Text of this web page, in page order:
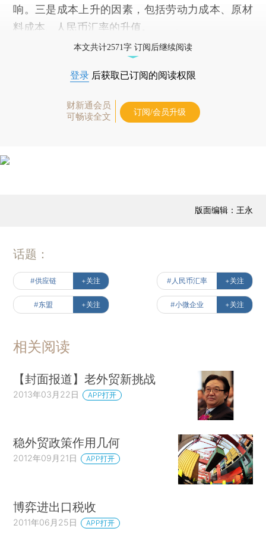
响。三是成本上升的因素，包括劳动力成本、原材
料成本、人民币汇率的升值。
本文共计2571字 订阅后继续阅读
登录 后获取已订阅的阅读权限
财新通会员
可畅读全文
订阅/会员升级
版面编辑：王永
话题：
#供应链 +关注 #人民币汇率 +关注
#东盟 +关注 #小微企业 +关注
相关阅读
【封面报道】老外贸新挑战
2013年03月22日 APP打开
稳外贸政策作用几何
2012年09月21日 APP打开
博弈进出口税收
2011年06月25日 APP打开